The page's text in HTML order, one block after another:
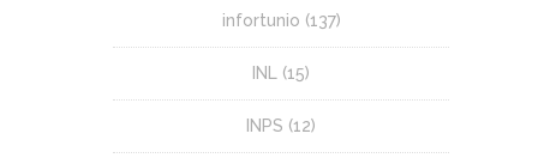
infortunio (137)
INL (15)
INPS (12)